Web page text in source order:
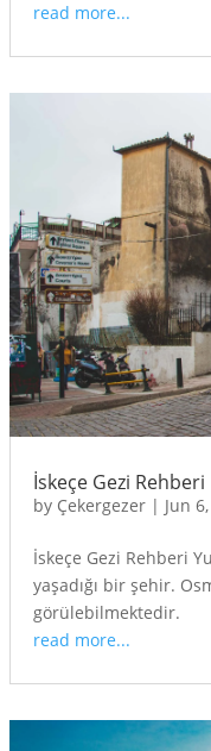
read more...
İskeçe Gezi Rehberi
by Çekergezer| Jun
İskeçe Gezi Rehberi
yaşadığı bir şehir.
görülebilmektedir.
read more...